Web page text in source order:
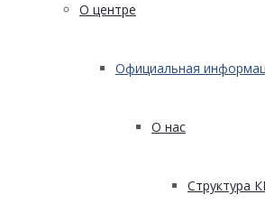
О центре
Официальная
О нас
Структура